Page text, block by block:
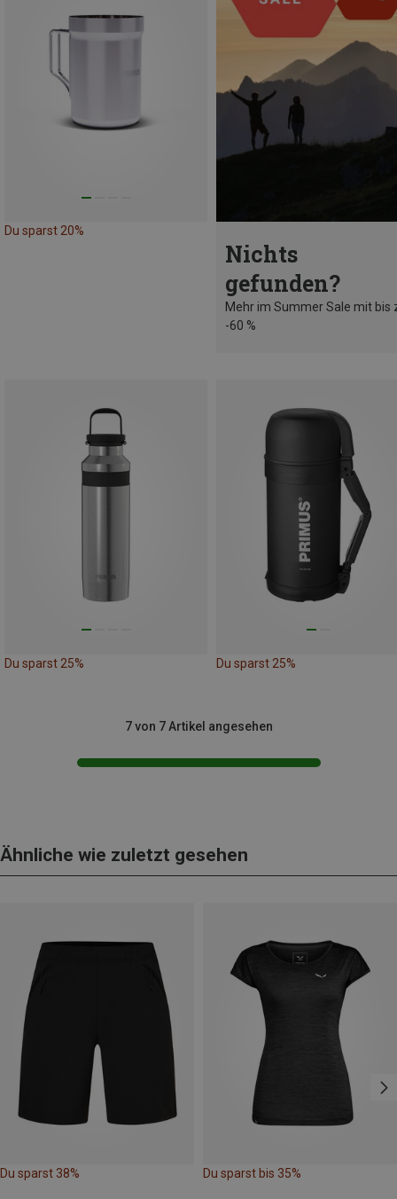
Du sparst 20%
Nichts
gefunden?
Mehr im Summer Sale mit bis
-60 %
Du sparst 25% Du sparst 25%
7 von 7 Artikel angesehen
Ähnliche wie zuletzt gesehen
Du sparst 38% Du sparst bis 35%